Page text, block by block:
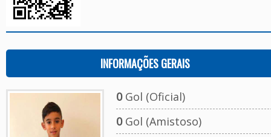
INFORMAÇÕES GERAIS
0Gol (Oficial)
0Gol (Amistoso)